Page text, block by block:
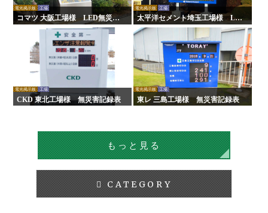
電光掲示板 工場
コマツ 大阪工場様 LED無災害
記録表
電光掲示板 工場
太平洋セメント埼玉工場様 LE
D無災害記録表
電光掲示板 工場
CKD 東北工場様 無災害記録表
電光掲示板 工場
東レ 三島工場様 無災害記録表
もっと見る
CATEGORY